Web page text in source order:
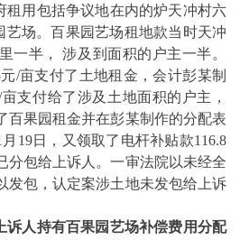
用包括争议地在内的炉天冲村六
艺场。百果园艺场租地款当时天冲
一半， 涉及到面积的户主一半。
/亩支付了土地租金，会计彭某制
支付给了涉及土地面积的户主，
百果园租金并在彭某制作的分配表
月19日，又领取了电杆补贴款116.8
分包给上诉人。一审法院以未经全
发包，认定案涉土地未发包给上诉
诉人持有百果园艺场补偿费用分配